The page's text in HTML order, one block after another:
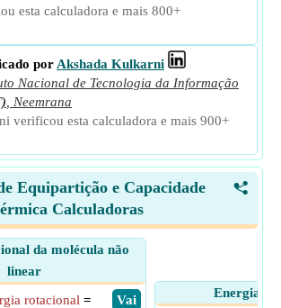
esta calculadora e mais 800+
por Akshada Kulkarni
Nacional de Tecnologia da Informação
Neemrana
verificou esta calculadora e mais 900+
<
Equipartição e Capacidade
Calculadoras
da molécula não
linear
​ Vai
rotacional =
Energia